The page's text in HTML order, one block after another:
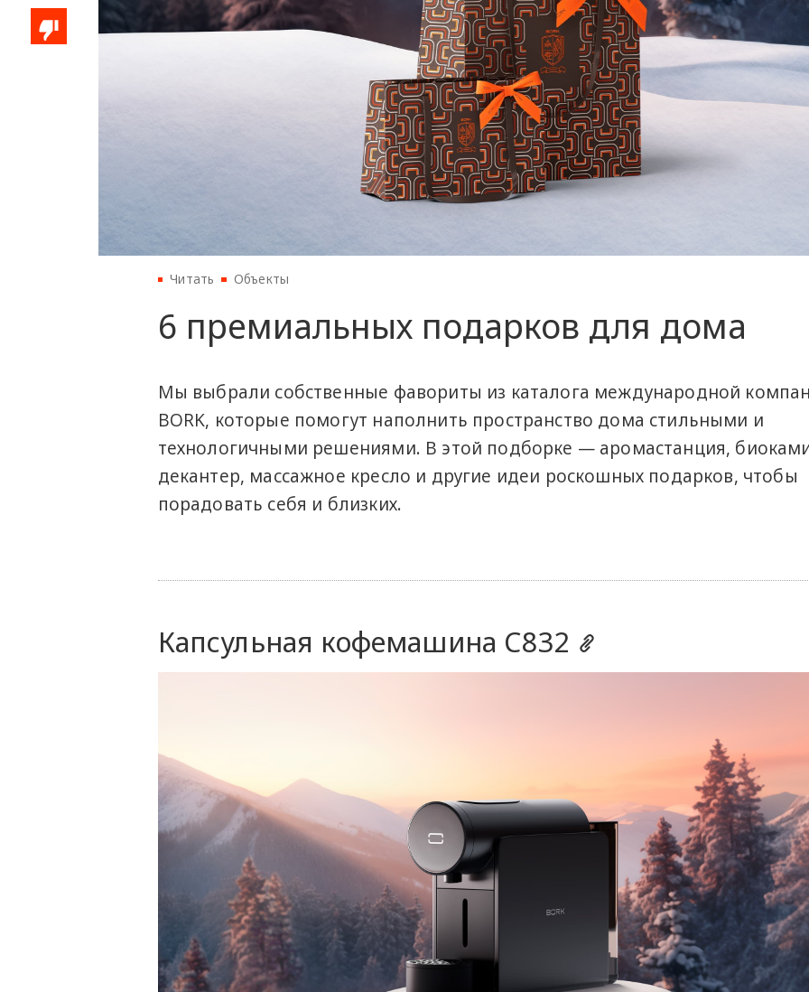
Читать Объекты
6 премиальных подарков для дома
Мы выбрали собственные фавориты из каталога международной
BORK, которые помогут наполнить пространство дома стильными и
технологичными решениями. В этой подборке — аромастанция,
декантер, массажное кресло и другие идеи роскошных подарков, чтобы
порадовать себя и близких.
Капсульная кофемашина C832